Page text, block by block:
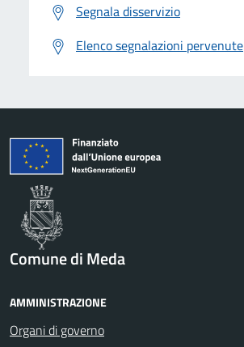
Segnala disservizio
Elenco segnalazioni pervenute
Comune di Meda
AMMINISTRAZIONE
Organi di governo